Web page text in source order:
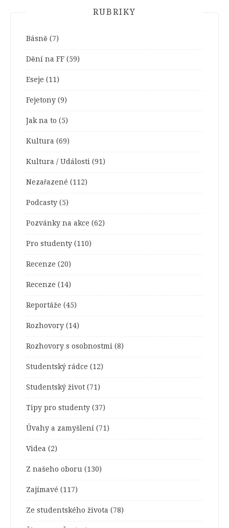
RUBRIKY
Básně (7)
Dění na FF (59)
Eseje (11)
Fejetony (9)
Jak na to (5)
Kultura (69)
Kultura / Události (91)
Nezařazené (112)
Podcasty (5)
Pozvánky na akce (62)
Pro studenty (110)
Recenze (20)
Recenze (14)
Reportáže (45)
Rozhovory (14)
Rozhovory s osobnostmi (8)
Studentský rádce (12)
Studentský život (71)
Tipy pro studenty (37)
Úvahy a zamyšlení (71)
Videa (2)
Z našeho oboru (130)
Zajímavé (117)
Ze studentského života (78)